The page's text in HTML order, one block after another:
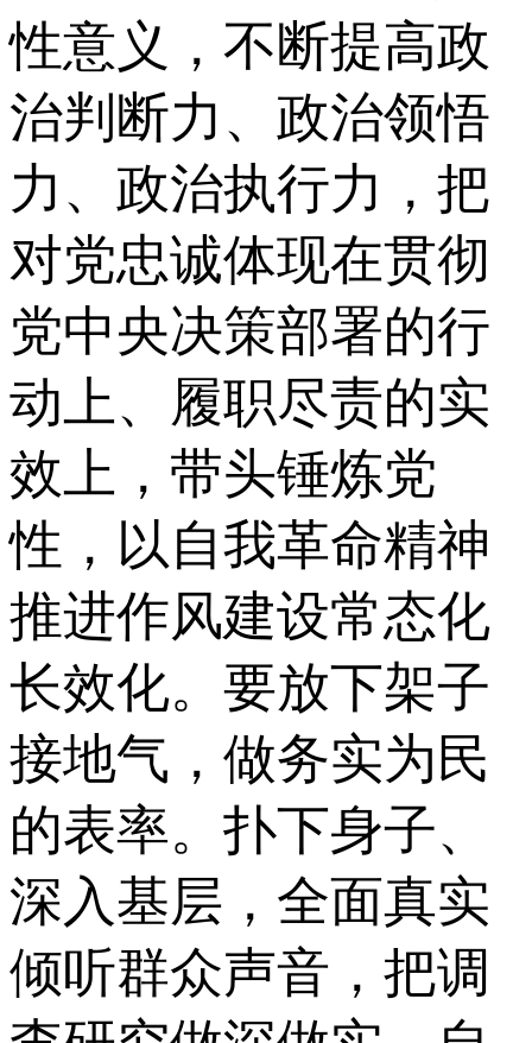
性意义，不断提高政
治判断力、政治领悟
力、政治执行力，把
对党忠诚体现在贯彻
党中央决策部署的行
动上、履职尽责的实
效上，带头锤炼党
性，以自我革命精神
推进作风建设常态化
长效化。要放下架子
接地气，做务实为民
的表率。扑下身子、
深入基层，全面真实
倾听群众声音，把调